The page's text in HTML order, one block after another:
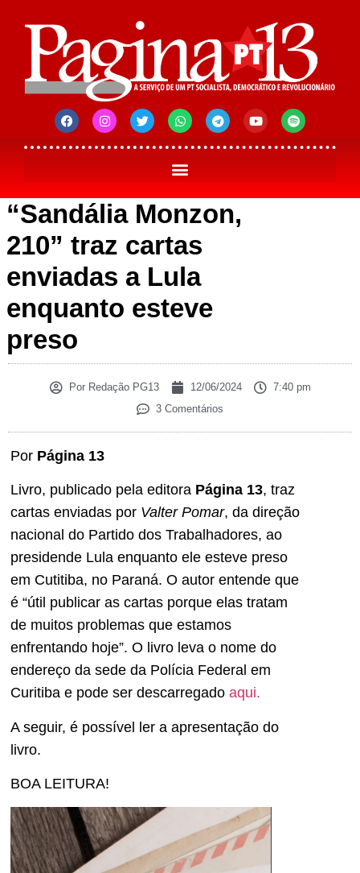
“Sandália Monzon,
210” traz cartas
enviadas a Lula
enquanto esteve
preso
PorRedação PG13 12/06/2024
7:40 pm
3 Comentários
Por Página 13
Livro, publicado pela editora Página 13, traz
cartas enviadas por Valter Pomar, da direção
nacional do Partido dos Trabalhadores, ao
presidende Lula enquanto ele esteve preso
em Cutitiba, no Paraná. O autor entende que
é “útil publicar as cartas porque elas tratam
de muitos problemas que estamos
enfrentando hoje”. O livro leva o nome do
endereço da sede da Polícia Federal em
Curitiba e pode ser descarregado aqui.
A seguir, é possível ler a apresentação do
livro.
BOA LEITURA!